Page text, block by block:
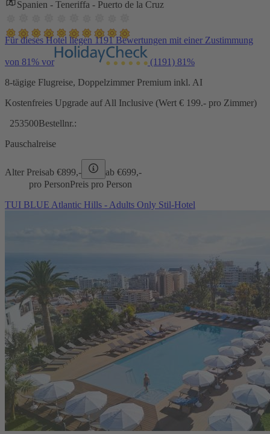
Spanien - Teneriffa - Puerto de la Cruz
Für dieses Hotel liegen 1191 Bewertungen mit einer Zustimmung
von 81% vor (1191) 81%
8-tägige Flugreise, Doppelzimmer Premium inkl. AI
Kostenfreies Upgrade auf All Inclusive (Wert € 199.- pro Zimmer)
253500Bestellnr.:
Pauschalreise
Alter Preisab €899,- ab €699,-
pro PersonPreis pro Person
TUI BLUE Atlantic Hills - Adults Only Stil-Hotel